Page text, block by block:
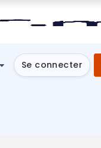
Se connecter